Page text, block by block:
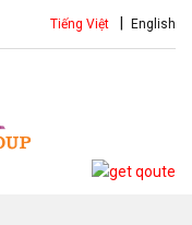
Tiếng Việt English